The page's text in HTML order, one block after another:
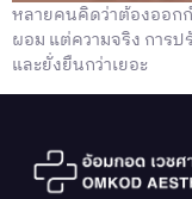
หลายคนคิดว่าต้องออก
ผอม แต่ความจริง การ
และยั่งยืนกว่าเยอะ